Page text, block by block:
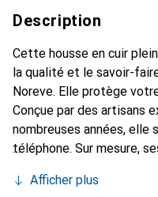
Description
Cette housse en cuir
la qualité et le savoir-
Noreve. Elle protège
Conçue par des artisans
nombreuses années,
téléphone. Sur mesure,
et indispensable de votre
Afficher plus